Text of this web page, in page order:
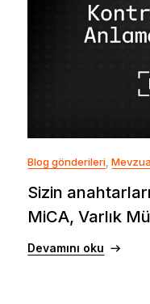
Blog gönderileri ,
Sizin
MiCA, Varlık
Devamını oku